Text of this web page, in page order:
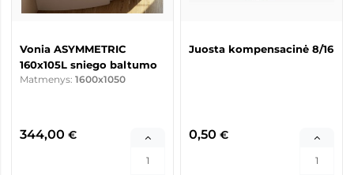
Vonia ASYMMETRIC
160x105L sniego baltumo
Matmenys: 1600x1050
344,00 €
Juosta kompensacinė 8/16
0,50 €